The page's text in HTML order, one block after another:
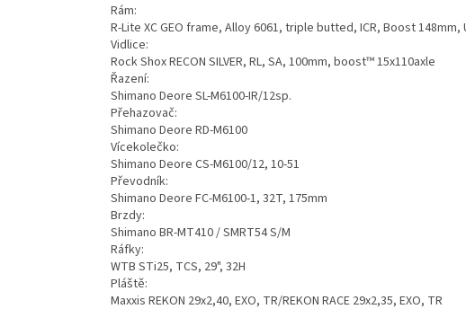
Rám:
R-Lite XC GEO frame, Alloy 6061, triple butted, ICR, Boost 148mm,
Vidlice:
Rock Shox RECON SILVER, RL, SA, 100mm, boost™ 15x110axle
Řazení:
Shimano Deore SL-M6100-IR/12sp.
Přehazovač:
Shimano Deore RD-M6100
Vícekolečko:
Shimano Deore CS-M6100/12, 10-51
Převodník:
Shimano Deore FC-M6100-1, 32T, 175mm
Brzdy:
Shimano BR-MT410 / SMRT54 S/M
Ráfky:
WTB STi25, TCS, 29", 32H
Pláště:
Maxxis REKON 29x2,40, EXO, TR/REKON RACE 29x2,35, EXO, TR